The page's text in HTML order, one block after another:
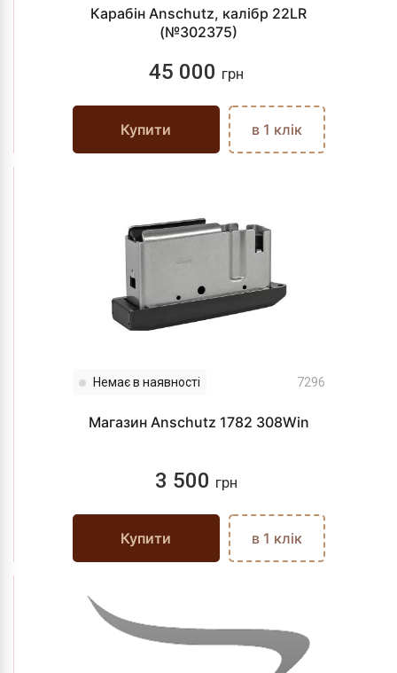
Карабін Anschutz, калібр 22LR
(№302375)
45 000 грн
Купити в 1 клік
Немає в наявності 7296
Магазин Anschutz 1782 308Win
3 500 грн
Купити в 1 клік